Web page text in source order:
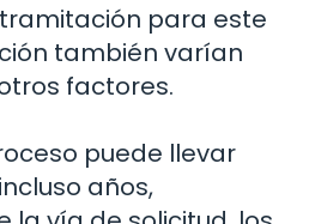
para este
también varían
factores.
puede llevar
años,